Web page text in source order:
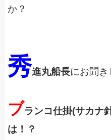
か？
秀進丸船長にお聞き
ブランコ仕掛(サカナ
は！？